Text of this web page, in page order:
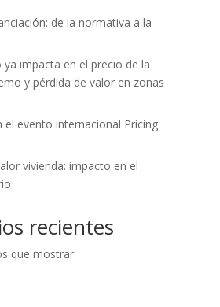
de la normativa a la
impacta en el precio de la
y pérdida de valor en zonas
el evento internacional Pricing
vivienda: impacto en el
recientes
que mostrar.